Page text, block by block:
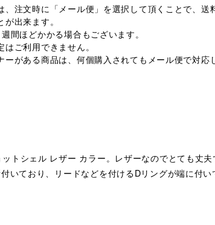
、注文時に「メール便」を選択して頂くことで、
出来ます。
間ほどかかる場合もございます。
はご利用できません。
ーがある商品は、何個購入されてもメール便で対応
シェル レザー カラー。レザーなのでとても丈夫
いており、リードなどを付けるDリングが端に付